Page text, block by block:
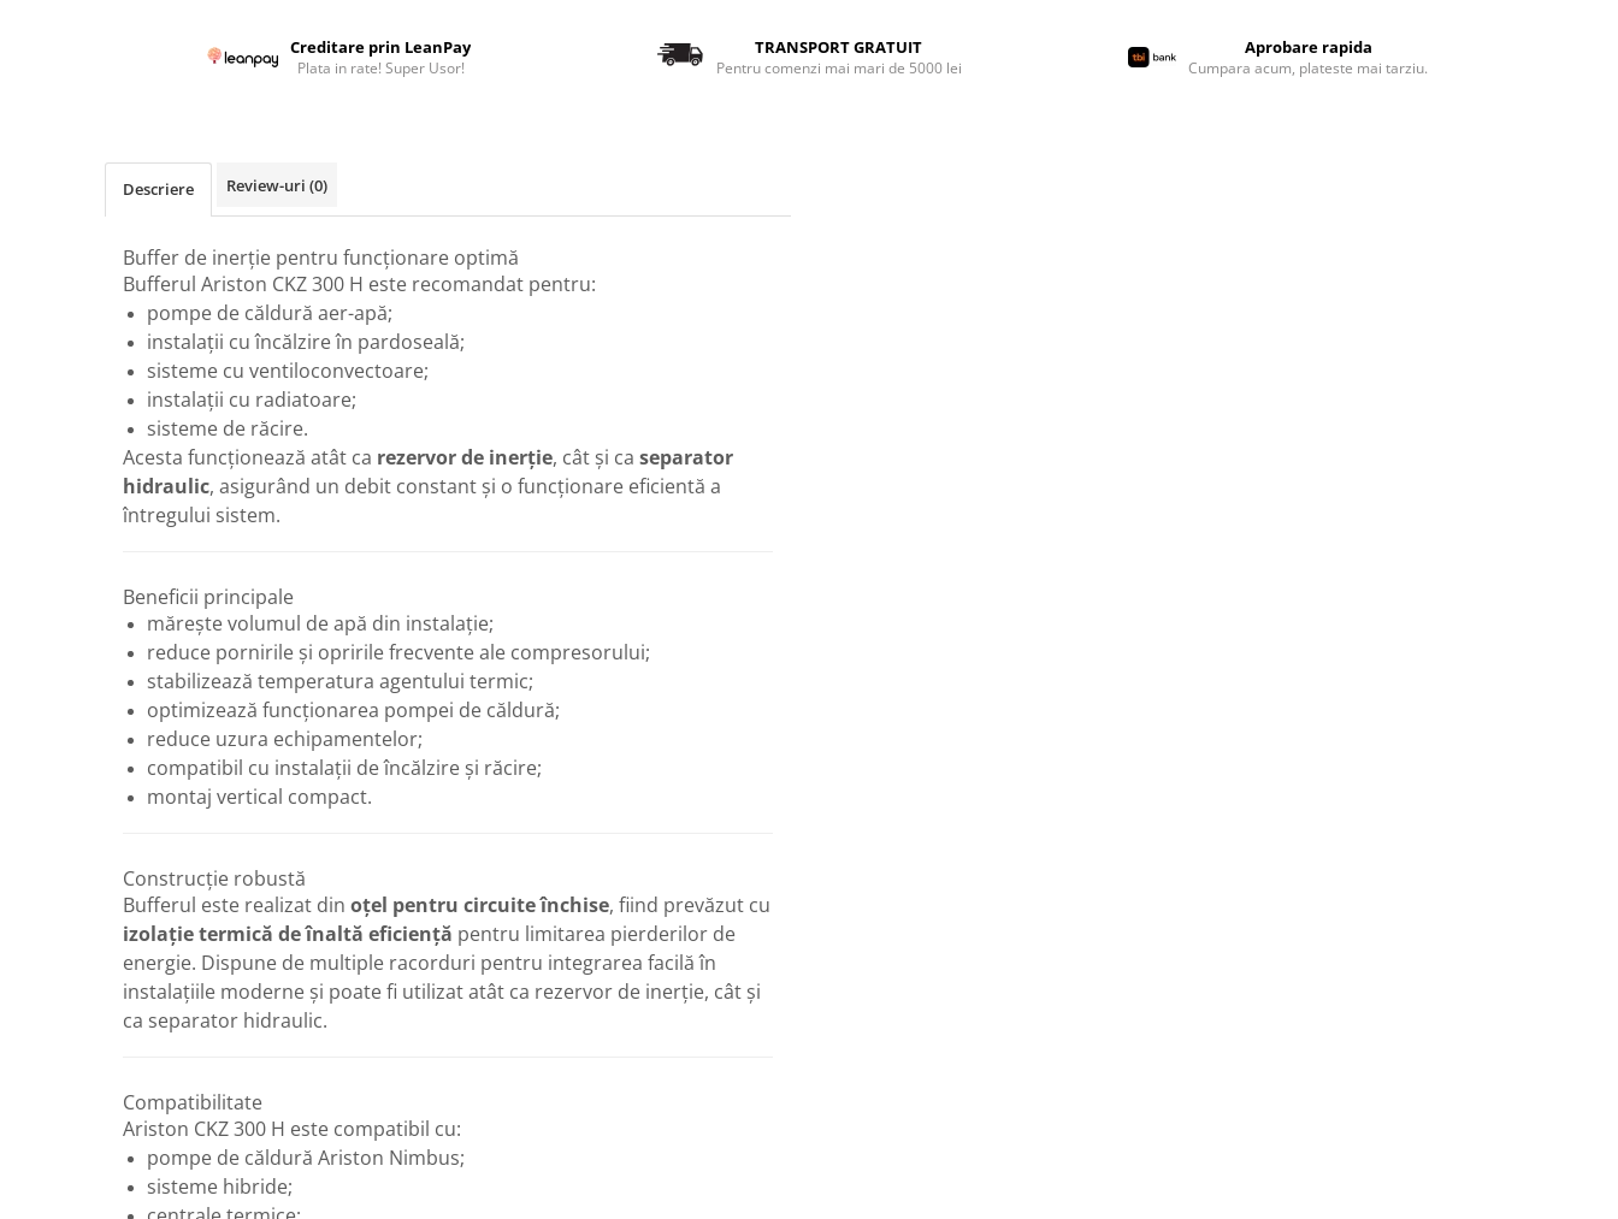
Accesorii radiatoare
Boilere electrice
Boilere termoelectrice
Boilere indirecte cu serpentina
Boilere solare indirecte (cu
Boilere pentru pompe de caldura
Accesorii boilere
Incalzire in pardoseala
Tevi si fitinguri PPR
Fitinguri alama
Tevi si fitinguri fonta
Robineti de trecere pentru apa
Robineti coltari pentru apa
Accesorii robineti
Robineti tip fluture
Pompe de circulatie
Pompe submersibile
Accesorii pompe
Vase de expansiune
Vase de expansiune pentru
Creditare prin LeanPay
Plata in rate! Super Usor!
TRANSPORT GRATUIT
Pentru comenzi mai mari de 5000 lei
Aprobare rapida
Cumpara acum, plateste mai tarziu.
Descriere Review-uri (0)
Buffer de inerție pentru funcționare optimă
Bufferul Ariston CKZ 300 H este recomandat pentru:
pompe de căldură aer-apă;
instalații cu încălzire în pardoseală;
sisteme cu ventiloconvectoare;
instalații cu radiatoare;
sisteme de răcire.
Acesta funcționează atât ca rezervor de inerție, cât și ca separator
hidraulic, asigurând un debit constant și o funcționare eficientă a
întregului sistem.
Beneficii principale
mărește volumul de apă din instalație;
reduce pornirile și opririle frecvente ale compresorului;
stabilizează temperatura agentului termic;
optimizează funcționarea pompei de căldură;
reduce uzura echipamentelor;
compatibil cu instalații de încălzire și răcire;
montaj vertical compact.
Construcție robustă
Bufferul este realizat din oțel pentru circuite închise, fiind prevăzut cu
izolație termică de înaltă eficiență pentru limitarea pierderilor de
energie. Dispune de multiple racorduri pentru integrarea facilă în
instalațiile moderne și poate fi utilizat atât ca rezervor de inerție, cât și
ca separator hidraulic.
Compatibilitate
Ariston CKZ 300 H este compatibil cu:
pompe de căldură Ariston Nimbus;
sisteme hibride;